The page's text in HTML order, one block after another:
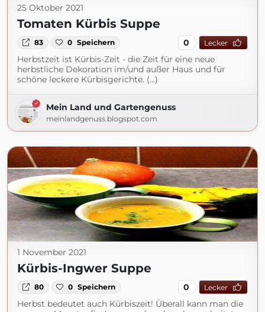
25 Oktober 2021
Tomaten Kürbis Suppe
83 0 Speichern 0 Lecker
Herbstzeit ist Kürbis-Zeit - die Zeit für eine neue
herbstliche Dekoration im/und außer Haus und für
schöne leckere Kürbisgerichte. (...)
Mein Land und Gartengenuss
meinlandgenuss.blogspot.com
1 November 2021
Kürbis-Ingwer Suppe
80 0 Speichern 0 Lecker
Herbst bedeutet auch Kürbiszeit! Überall kann man die